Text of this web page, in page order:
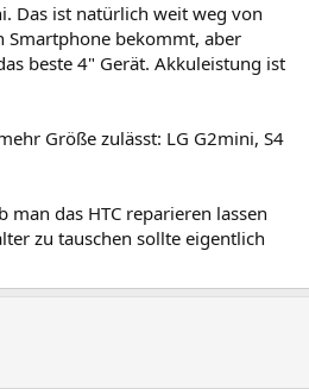
Das ist natürlich weit weg von
Smartphone bekommt, aber
beste 4" Gerät. Akkuleistung ist
Größe zulässt: LG G2mini, S4
man das HTC reparieren lassen
zu tauschen sollte eigentlich